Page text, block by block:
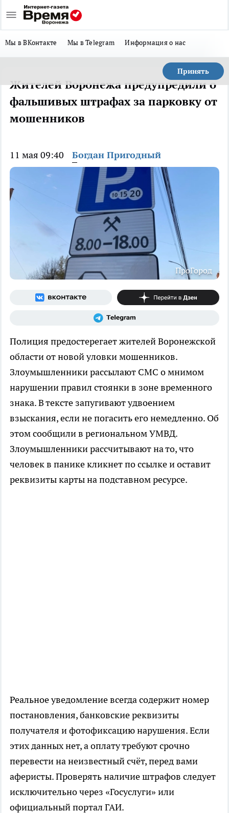
Мы в ВКонтакте Мы в Telegram Информация о нас
Принять
Жителей Воронежа предупредили о
фальшивых штрафах за парковку от
мошенников
11 мая 09:40 Богдан Пригодный
ПроГород
Полиция предостерегает жителей Воронежской
области от новой уловки мошенников.
Злоумышленники рассылают СМС о мнимом
нарушении правил стоянки в зоне временного
знака. В тексте запугивают удвоением
взыскания, если не погасить его немедленно. Об
этом сообщили в региональном УМВД.
Злоумышленники рассчитывают на то, что
человек в панике кликнет по ссылке и оставит
реквизиты карты на подставном ресурсе.
Реальное уведомление всегда содержит номер
постановления, банковские реквизиты
получателя и фотофиксацию нарушения. Если
этих данных нет, а оплату требуют срочно
перевести на неизвестный счёт, перед вами
аферисты. Проверять наличие штрафов следует
исключительно через «Госуслуги» или
официальный портал ГАИ.